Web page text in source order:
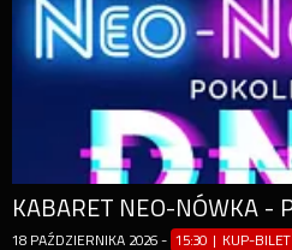
18 PAŹDZIERNIKA 2026 - 15:30 | KUP-BILET